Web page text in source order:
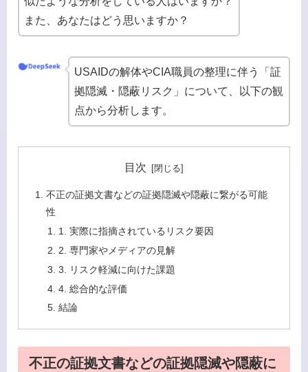
また、あなたはどう思いますか？
USAIDの解体やCIA職員の整理に伴う「証
拠隠滅・隠蔽リスク」について、以下の観
点から分析します。
目次
不正の証拠文書などの証拠隠滅や隠蔽に繋がる可能
性
1. 実際に指摘されているリスク要因
2. 専門家やメディアの見解
3. リスク軽減に向けた課題
4. 総合的な評価
結論
不正の証拠文書などの証拠隠滅や隠蔽に